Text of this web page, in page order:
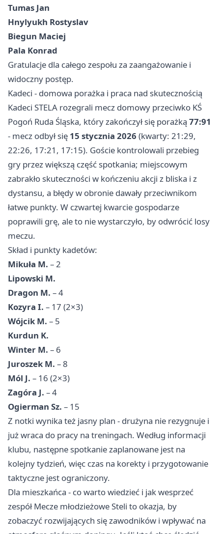
Tumas Jan
Hnylyukh Rostyslav
Biegun Maciej
Pala Konrad
Gratulacje dla całego zespołu za zaangażowanie i
widoczny postęp.
Kadeci - domowa porażka i praca nad skutecznością
Kadeci STELA rozegrali mecz domowy przeciwko KŚ
Pogoń Ruda Śląska, który zakończył się porażką 77:91
- mecz odbył się 15 stycznia 2026 (kwarty: 21:29,
22:26, 17:21, 17:15). Goście kontrolowali przebieg
gry przez większą część spotkania; miejscowym
zabrakło skuteczności w kończeniu akcji z bliska i z
dystansu, a błędy w obronie dawały przeciwnikom
łatwe punkty. W czwartej kwarcie gospodarze
poprawili grę, ale to nie wystarczyło, by odwrócić losy
meczu.
Skład i punkty kadetów:
Mikuła M. – 2
Lipowski M.
Dragon M. – 4
Kozyra I. – 17 (2×3)
Wójcik M. – 5
Kurdun K.
Winter M. – 6
Juroszek M. – 8
Mól J. – 16 (2×3)
Zagóra J. – 4
Ogierman Sz. – 15
Z notki wynika też jasny plan - drużyna nie rezygnuje i
już wraca do pracy na treningach. Według informacji
klubu, następne spotkanie zaplanowane jest na
kolejny tydzień, więc czas na korekty i przygotowanie
taktyczne jest ograniczony.
Dla mieszkańca - co warto wiedzieć i jak wesprzeć
zespół Mecze młodzieżowe Steli to okazja, by
zobaczyć rozwijających się zawodników i wpływać na